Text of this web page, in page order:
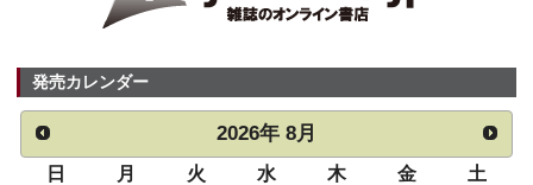
発売カレンダー
2026年 8月
日 月 火 水 木 金
土